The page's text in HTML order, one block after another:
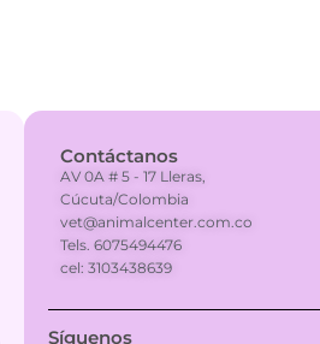
Contáctanos
AV 0A # 5 - 17 Lleras,
Cúcuta/Colombia
vet@animalcenter.com.co
Tels. 6075494476
cel: 3103438639
Síguenos